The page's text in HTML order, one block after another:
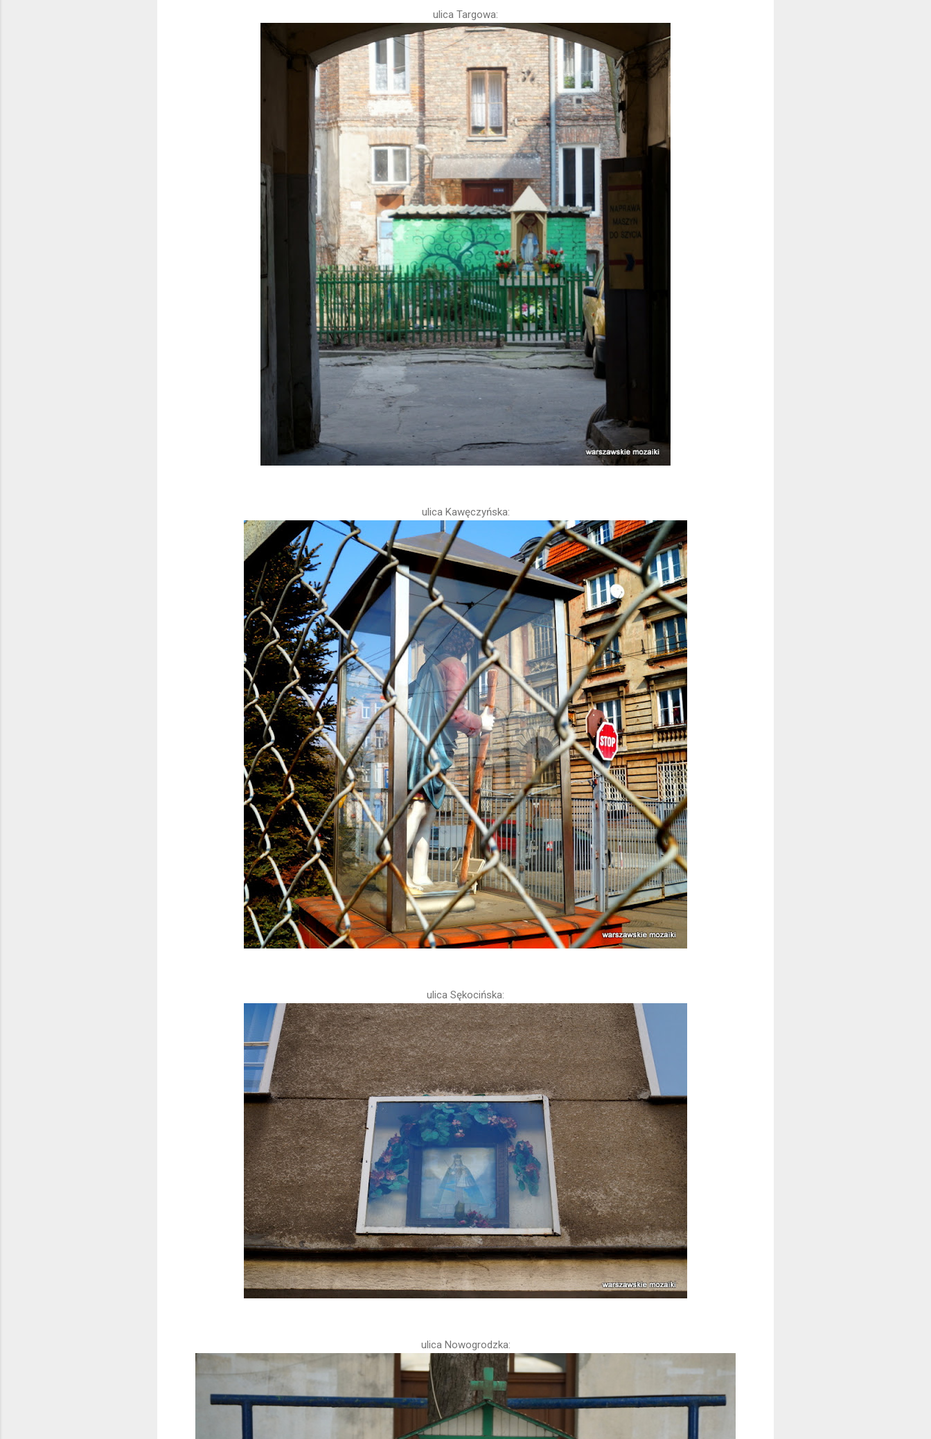
ulica Targowa:
ulica Kawęczyńska:
ulica Sękocińska:
ulica Nowogrodzka: